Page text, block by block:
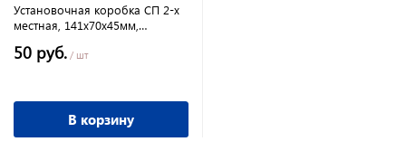
Установочная коробка СП 2-х
местная, 141х70х45мм,
50 руб. / шт
В корзину